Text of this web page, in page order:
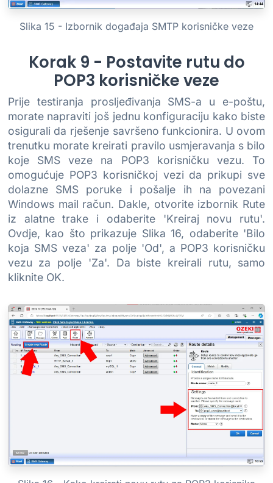
Slika 15 - Izbornik događaja SMTP korisničke veze
Korak 9 - Postavite rutu do
POP3 korisničke veze
Prije testiranja prosljeđivanja SMS-a u e-poštu,
morate napraviti još jednu konfiguraciju kako biste
osigurali da rješenje savršeno funkcionira. U ovom
trenutku morate kreirati pravilo usmjeravanja s bilo
koje SMS veze na POP3 korisničku vezu. To
omogućuje POP3 korisničkoj vezi da prikupi sve
dolazne SMS poruke i pošalje ih na povezani
Windows mail račun. Dakle, otvorite izbornik Rute
iz alatne trake i odaberite 'Kreiraj novu rutu'.
Ovdje, kao što prikazuje Slika 16, odaberite 'Bilo
koja SMS veza' za polje 'Od', a POP3 korisničku
vezu za polje 'Za'. Da biste kreirali rutu, samo
kliknite OK.